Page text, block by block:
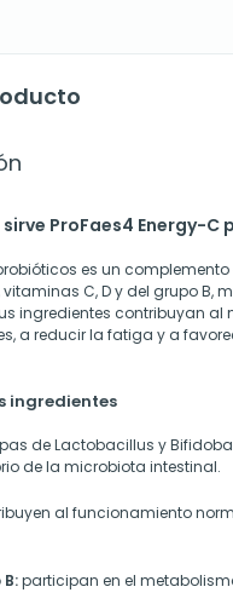
sirve ProFaes4 Energy-
es un
C, D y del grupo B,
ingredientes contribuyan al
a reducir la fatiga y a
ingredientes
de Lactobacillus y
de la microbiota intestinal.
al funcionamiento
participan en el